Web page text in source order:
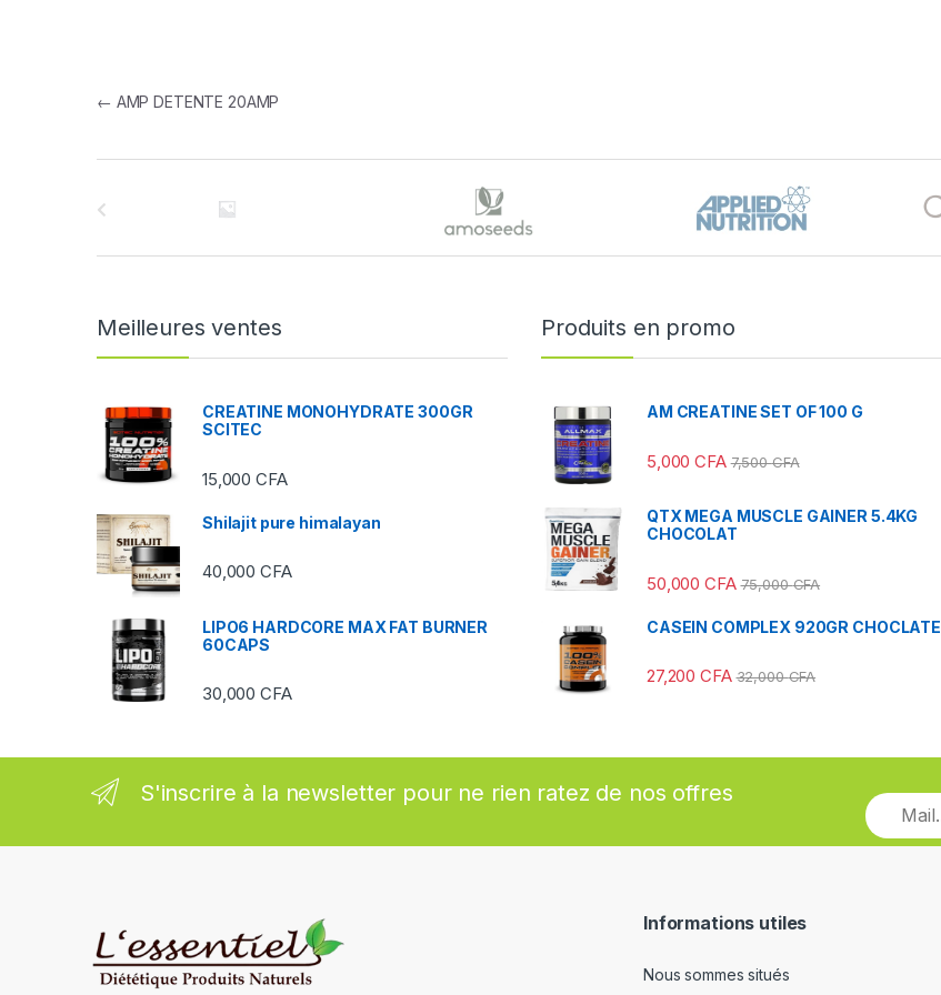
Navigation de l’article
← AMP DETENTE 20AMP
l
Meilleures ventes
CREATINE MONOHYDRATE 300GR
SCITEC
15,000CFA
Shilajit pure himalayan
40,000CFA
LIPO6 HARDCORE MAX FAT BURNER
60CAPS
30,000CFA
Produits en promo
AM CREATINE SET OF 100 G
5,000CFA 7,500CFA
QTX MEGA MUSCLE GAINER 5.4KG
CHOCOLAT
50,000CFA 75,000CFA
CASEIN COMPLEX 920GR CHOCLATE
27,200CFA 32,000CFA
S'inscrire à la newsletter pour ne rien ratez de nos offres
Informations utiles
Nous sommes situés